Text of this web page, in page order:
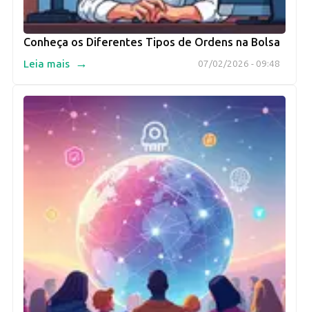
Conheça os Diferentes Tipos de Ordens na Bolsa
07/02/2026 - 09:48
Leia mais →